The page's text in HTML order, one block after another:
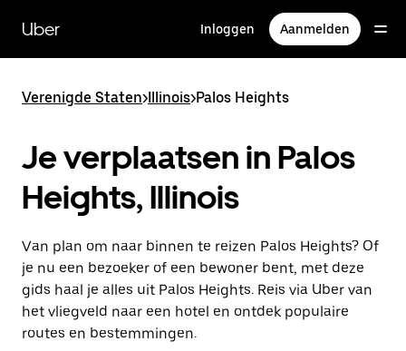
naar
hoofdinhoud
Uber Inloggen Aanmelden
Verenigde Staten>Illinois>Palos Heights
Je verplaatsen in Palos
Heights, Illinois
Van plan om naar binnen te reizen Palos Heights? Of
je nu een bezoeker of een bewoner bent, met deze
gids haal je alles uit Palos Heights. Reis via Uber van
het vliegveld naar een hotel en ontdek populaire
routes en bestemmingen.